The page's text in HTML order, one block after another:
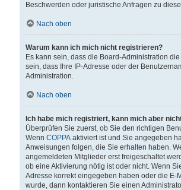
Beschwerden oder juristische Anfragen zu
Nach oben
Warum kann ich mich nicht registrieren?
Es kann sein, dass die Board-Administration
sein, dass Ihre IP-Adresse oder der
Administration.
Nach oben
Ich habe mich registriert, kann mich aber
Überprüfen Sie zuerst, ob Sie den richtigen
Wenn COPPA aktiviert ist und Sie angegeben
Anweisungen folgen, die Sie erhalten haben.
angemeldeten Mitglieder erst freigeschaltet
ob eine Aktivierung nötig ist oder nicht. Wenn
Adresse korrekt eingegeben haben oder die E-
wurde, dann kontaktieren Sie einen